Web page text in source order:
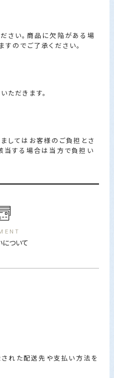
さい。商品に欠陥がある場
のでご了承ください。
ただきます。
してはお客様のご負担とさ
当する場合は当方で負担い
について
れた配送先や支払い方法を